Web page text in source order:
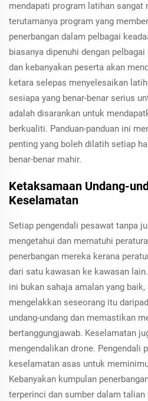
mendapati program latihan sangat
terutamanya program yang
penerbangan dalam pelbagai
biasanya dipenuhi dengan
dan kebanyakan peserta akan
ketara selepas menyelesaikan
sesiapa yang benar-benar serius
adalah disarankan untuk
berkualiti. Panduan-panduan ini
penting yang boleh dilatih setiap
benar-benar mahir.
Ketaksamaan Undang-
Keselamatan
Setiap pengendali pesawat tanpa
mengetahui dan mematuhi
penerbangan mereka kerana
dari satu kawasan ke kawasan
ini bukan sahaja amalan yang
mengelakkan seseorang itu
undang-undang dan memastikan
bertanggungjawab. Keselamatan
mengendalikan drone. Pengendali
keselamatan asas untuk
Kebanyakan kumpulan
terperinci dan sumber dalam talian